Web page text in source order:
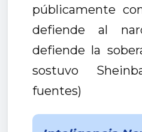
públicamente
defiende al
defiende la
sostuvo
fuentes)